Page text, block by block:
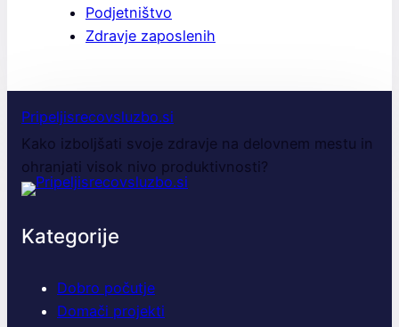
Podjetništvo
Zdravje zaposlenih
Pripeljisrecovsluzbo.si
Kako izboljšati svoje zdravje na delovnem mestu in
ohranjati visok nivo produktivnosti?
Kategorije
Dobro počutje
Domači projekti